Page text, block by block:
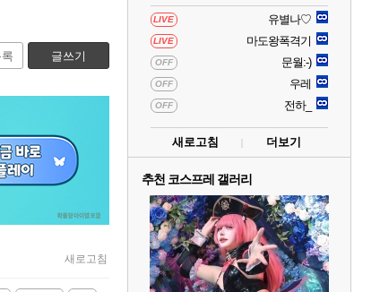
글쓰기
새로고침
LIVE 유별나♡
LIVE 마도왕폭격기
OFF 문월:-)
OFF 우레
OFF 전하_
새로고침 더보기
추천 코스프레 갤러리